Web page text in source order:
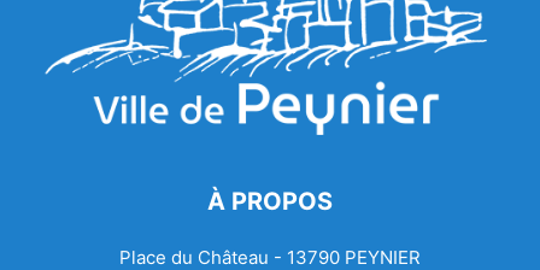
À PROPOS
Place du Château - 13790 PEYNIER